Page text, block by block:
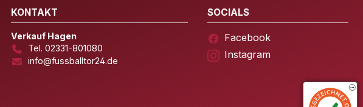
KONTAKT
Verkauf Hagen
Tel. 02331-801080
info@fussballtor24.de
SOCIALS
Facebook
Instagram